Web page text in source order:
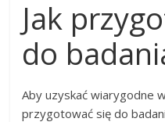
Jak
do
Aby uzyskać wiarygodne
przygotować się do